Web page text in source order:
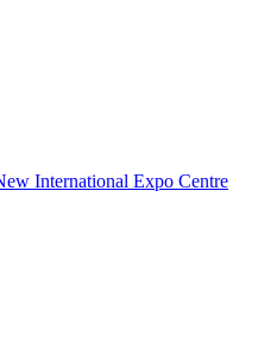
International Expo Centre